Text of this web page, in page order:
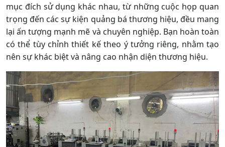
mục đích sử dụng khác nhau, từ những cuộc họp quan
trọng đến các sự kiện quảng bá thương hiệu, đều mang
lại ấn tượng mạnh mẽ và chuyên nghiệp. Bạn hoàn toàn
có thể tùy chỉnh thiết kế theo ý tưởng riêng, nhằm tạo
nên sự khác biệt và nâng cao nhận diện thương hiệu.